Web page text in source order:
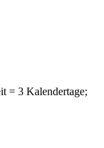
= 3 Kalendertage;